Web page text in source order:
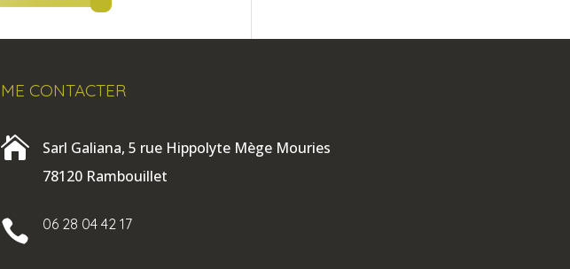
ME CONTACTER

Sarl Galiana, 5 rue Hippolyte Mège Mouries
78120 Rambouillet
 06 28 04 42 17